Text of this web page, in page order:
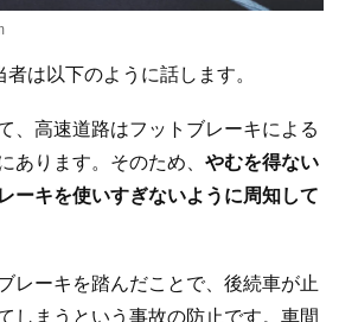
は以下のように話します。
、高速道路はフットブレーキによる
あります。そのため、 やむを得ない
ーキを使いすぎないように周知して
レーキを踏んだことで、後続車が止
しまうという事故の防止です。車間